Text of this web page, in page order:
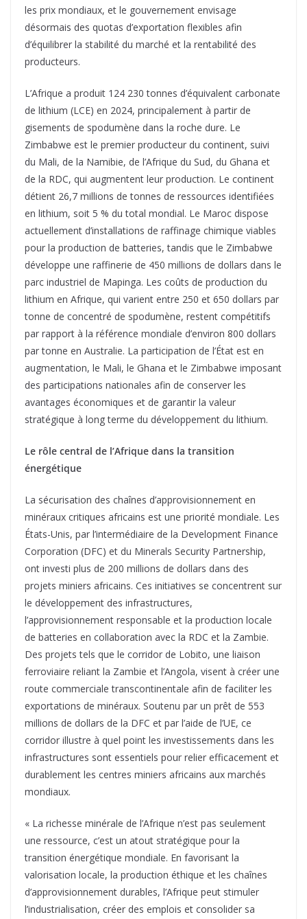
les prix mondiaux, et le gouvernement envisage
désormais des quotas d’exportation flexibles afin
d’équilibrer la stabilité du marché et la rentabilité des
producteurs.
L’Afrique a produit 124 230 tonnes d’équivalent carbonate
de lithium (LCE) en 2024, principalement à partir de
gisements de spodumène dans la roche dure. Le
Zimbabwe est le premier producteur du continent, suivi
du Mali, de la Namibie, de l’Afrique du Sud, du Ghana et
de la RDC, qui augmentent leur production. Le continent
détient 26,7 millions de tonnes de ressources identifiées
en lithium, soit 5 % du total mondial. Le Maroc dispose
actuellement d’installations de raffinage chimique viables
pour la production de batteries, tandis que le Zimbabwe
développe une raffinerie de 450 millions de dollars dans le
parc industriel de Mapinga. Les coûts de production du
lithium en Afrique, qui varient entre 250 et 650 dollars par
tonne de concentré de spodumène, restent compétitifs
par rapport à la référence mondiale d’environ 800 dollars
par tonne en Australie. La participation de l’État est en
augmentation, le Mali, le Ghana et le Zimbabwe imposant
des participations nationales afin de conserver les
avantages économiques et de garantir la valeur
stratégique à long terme du développement du lithium.
Le rôle central de l’Afrique dans la transition
énergétique
La sécurisation des chaînes d’approvisionnement en
minéraux critiques africains est une priorité mondiale. Les
États-Unis, par l’intermédiaire de la Development Finance
Corporation (DFC) et du Minerals Security Partnership,
ont investi plus de 200 millions de dollars dans des
projets miniers africains. Ces initiatives se concentrent sur
le développement des infrastructures,
l’approvisionnement responsable et la production locale
de batteries en collaboration avec la RDC et la Zambie.
Des projets tels que le corridor de Lobito, une liaison
ferroviaire reliant la Zambie et l’Angola, visent à créer une
route commerciale transcontinentale afin de faciliter les
exportations de minéraux. Soutenu par un prêt de 553
millions de dollars de la DFC et par l’aide de l’UE, ce
corridor illustre à quel point les investissements dans les
infrastructures sont essentiels pour relier efficacement et
durablement les centres miniers africains aux marchés
mondiaux.
« La richesse minérale de l’Afrique n’est pas seulement
une ressource, c’est un atout stratégique pour la
transition énergétique mondiale. En favorisant la
valorisation locale, la production éthique et les chaînes
d’approvisionnement durables, l’Afrique peut stimuler
l’industrialisation, créer des emplois et consolider sa